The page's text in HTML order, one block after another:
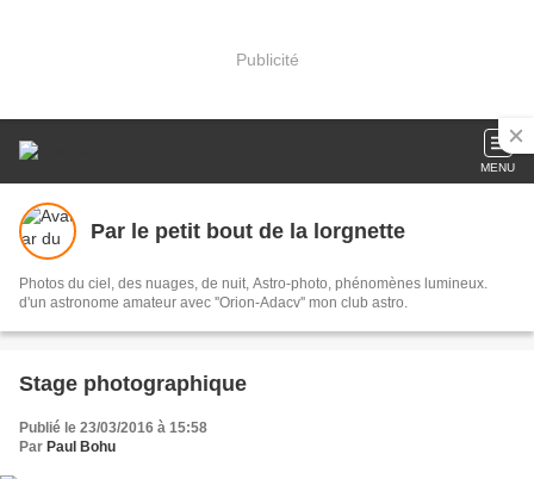
Publicité
MENU
Par le petit bout de la lorgnette
Photos du ciel, des nuages, de nuit, Astro-photo, phénomènes lumineux.
d'un astronome amateur avec ''Orion-Adacv'' mon club astro.
Stage photographique
Publié le 23/03/2016 à 15:58
Par Paul Bohu